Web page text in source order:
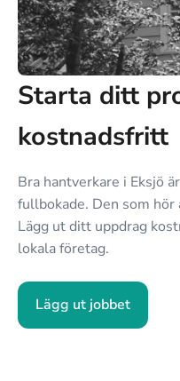
Starta ditt
kostnadsfritt
Bra hantverkare i Eksjö
fullbokade. Den som hör
Lägg ut ditt uppdrag
lokala företag.
Lägg ut jobbet